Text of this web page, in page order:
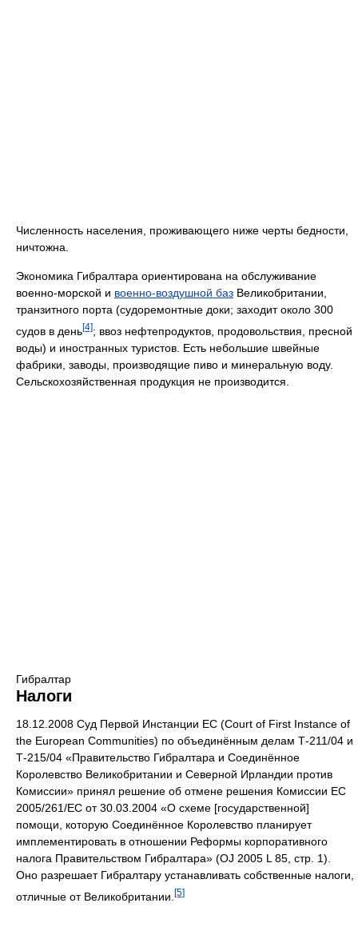
Численность населения, проживающего ниже черты бедности,
ничтожна.
Экономика Гибралтара ориентирована на обслуживание
военно-морской и военно-воздушной баз Великобритании,
транзитного порта (судоремонтные доки; заходит около 300
судов в день[4]; ввоз нефтепродуктов, продовольствия, пресной
воды) и иностранных туристов. Есть небольшие швейные
фабрики, заводы, производящие пиво и минеральную воду.
Сельскохозяйственная продукция не производится.
Гибралтар
Налоги
18.12.2008 Суд Первой Инстанции ЕС (Court of First Instance of
the European Communities) по объединённым делам Т-211/04 и
Т-215/04 «Правительство Гибралтара и Соединённое
Королевство Великобритании и Северной Ирландии против
Комиссии» принял решение об отмене решения Комиссии ЕС
2005/261/EC от 30.03.2004 «О схеме [государственной]
помощи, которую Соединённое Королевство планирует
имплементировать в отношении Реформы корпоративного
налога Правительством Гибралтара» (OJ 2005 L 85, стр. 1).
Оно разрешает Гибралтару устанавливать собственные налоги,
отличные от Великобритании. [5]